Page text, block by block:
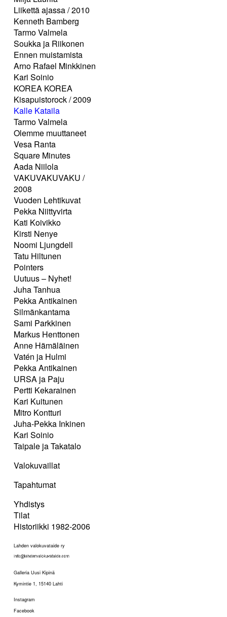
Liikettä ajassa / 2010
Kenneth Bamberg
Tarmo Valmela
Soukka ja Riikonen
Ennen muistamista
Arno Rafael Minkkinen
Kari Soinio
KOREA KOREA
Kisapuistorock / 2009
Kalle Kataila
Tarmo Valmela
Olemme muuttaneet
Vesa Ranta
Square Minutes
Aada Niilola
VAKUVAKUVAKU /
2008
Vuoden Lehtikuvat
Pekka Niittyvirta
Kati Koivikko
Kirsti Nenye
Noomi Ljungdell
Tatu Hiltunen
Pointers
Uutuus – Nyhet!
Juha Tanhua
Pekka Antikainen
Silmänkantama
Sami Parkkinen
Markus Henttonen
Anne Hämäläinen
Vatén ja Hulmi
Pekka Antikainen
URSA ja Paju
Pertti Kekarainen
Kari Kuitunen
Mitro Kontturi
Juha-Pekka Inkinen
Kari Soinio
Taipale ja Takatalo
Valokuvaillat
Tapahtumat
Yhdistys
Tilat
Historiikki 1982-2006
Lahden valokuvataide ry
Galleria Uusi Kipinä
Kymintie 1, 15140 Lahti
Instagram
Facebook